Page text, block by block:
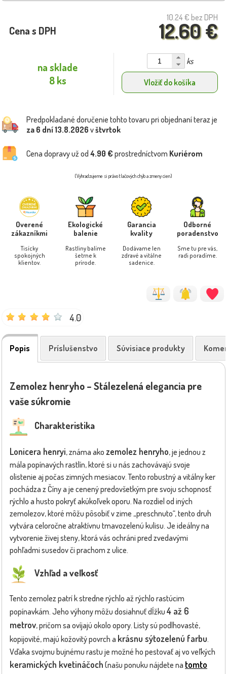
10.24 € bez DPH
12.60 €
Cena s DPH
na sklade
8 ks
ks
Vložiť do košíka
Predpokladané doručenie tohto tovaru pri objednaní teraz je
za 6 dní13.8.2026 vštvrtok
Cena dopravy už od 4.90 € prostredníctvom Kuriérom
(Vyhradzujeme si právo tlačových chýb a zmeny cien)
Overené
zákazníkmi
Tisícky
spokojných
klientov.
Ekologické
balenie
Rastliny balíme
šetrne k
prírode.
Garancia
kvality
Dodávame len
zdravé a vitálne
sadenice.
Odborné
poradenstvo
Sme tu pre vás,
radi poradíme.
4.0
Popis Príslušenstvo Súvisiace produkty
Zemolez henryho – Stálezelená elegancia pre
vaše súkromie
Charakteristika
Lonicera henryi, známa ako zemolez henryho, je jednou z
mála popínavých rastlín, ktoré si u nás zachovávajú svoje
olistenie aj počas zimných mesiacov. Tento robustný a vitálny ker
pochádza z Číny a je cenený predovšetkým pre svoju schopnosť
rýchlo a husto pokryť akúkoľvek oporu. Na rozdiel od iných
zemolezov, ktoré môžu pôsobiť v zime „preschnuto“, tento druh
vytvára celoročne atraktívnu tmavozelenú kulisu. Je ideálny na
vytvorenie živej steny, ktorá vás ochráni pred zvedavými
pohľadmi susedov či prachom z ulice.
Vzhľad a veľkosť
Tento zemolez patrí k stredne rýchlo až rýchlo rastúcim
popínavkám. Jeho výhony môžu dosiahnuť dĺžku 4 až 6
metrov, pričom sa ovíjajú okolo opory. Listy sú podlhovasté,
kopijovité, majú kožovitý povrch a krásnu sýtozelenú farbu.
Vďaka svojmu bujnému rastu je možné ho pestovať aj vo veľkých
keramických kvetináčoch (našu ponuku nájdete na tomto